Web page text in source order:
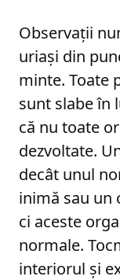
Observații
uriași din
minte. Toate
sunt slabe în
că nu toate
dezvoltate.
decât unul
inimă sau un
ci aceste
normale.
interiorul și